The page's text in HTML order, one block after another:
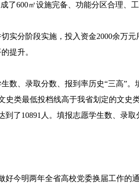
600㎡设施完备、功能分区合理、
分阶段实施，投入资金2000余万元
提升。
、录取分数、报到率历史“三高”。
史类最低投档线高于我省划定的文
了10891人。填报志愿学生数、录
明两年全省高校党委换届工作的